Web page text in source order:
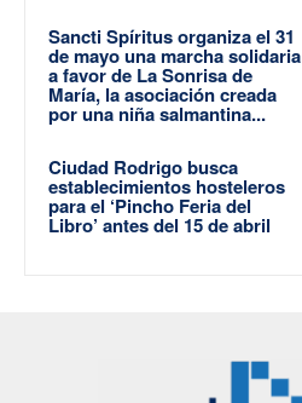
Sancti Spíritus organiza el 31
de mayo una marcha solidaria
a favor de La Sonrisa de
María, la asociación creada
por una niña salmantina...
Ciudad Rodrigo busca
establecimientos hosteleros
para el ‘Pincho Feria del
Libro’ antes del 15 de abril